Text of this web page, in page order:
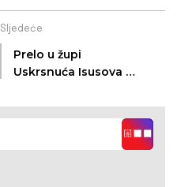
Sljedeće
Prelo u župi
Uskrsnuća Isusova u